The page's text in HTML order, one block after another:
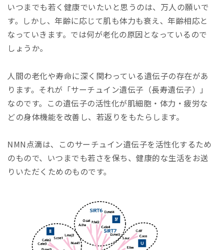
いつまでも若く健康でいたいと思うのは、万人の願いで
す。しかし、年齢に応じて肌も体力も衰え、年齢相応と
なっていきます。では何が老化の原因となっているので
しょうか。
人間の老化や寿命に深く関わっている遺伝子の存在があ
ります。それが「サーチュイン遺伝子（長寿遺伝子）」
なのです。この遺伝子の活性化が肌細胞・体力・疲労な
どの身体機能を改善し、若返りをもたらします。
NMN点滴は、このサーチュイン遺伝子を活性化するため
のもので、いつまでも若さを保ち、健康的な生活をお送
りいただくためのものです。